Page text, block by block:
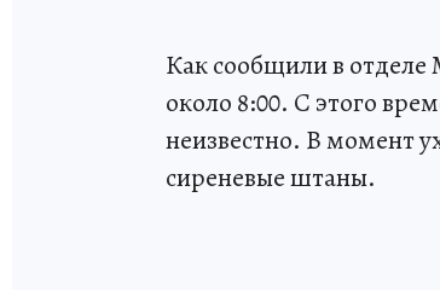
Как сообщили в
около 8:00. С этого
неизвестно. В момент
сиреневые штаны.